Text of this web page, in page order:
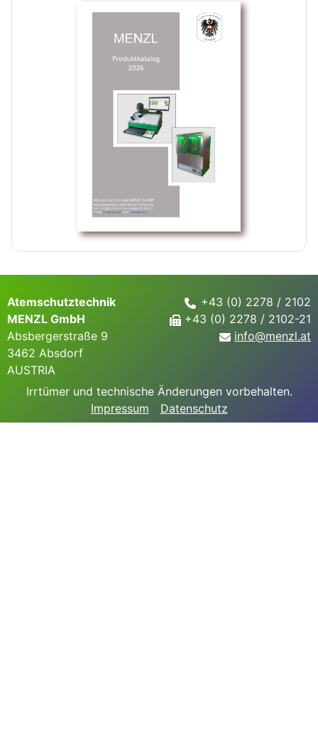
Atemschutztechnik
MENZL GmbH
Absbergerstraße 9
3462 Absdorf
AUSTRIA
+43 (0) 2278 / 2102
+43 (0) 2278 / 2102-21
info@menzl.at
Irrtümer und technische Änderungen vorbehalten.
Impressum
Datenschutz